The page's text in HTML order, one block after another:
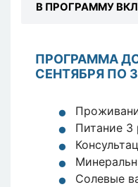
В ПРОГРАММУ
ПРОГРАММА
СЕНТЯБРЯ ПО
Питание 3
Cолевые